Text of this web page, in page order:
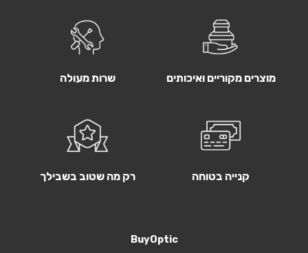
מוצרים מקוריים ואיכותים שרות מעולה
קנייה בטוחה רק מה שטוב בשבילך
BuyOptic